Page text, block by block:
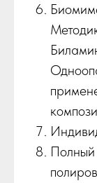
Полный